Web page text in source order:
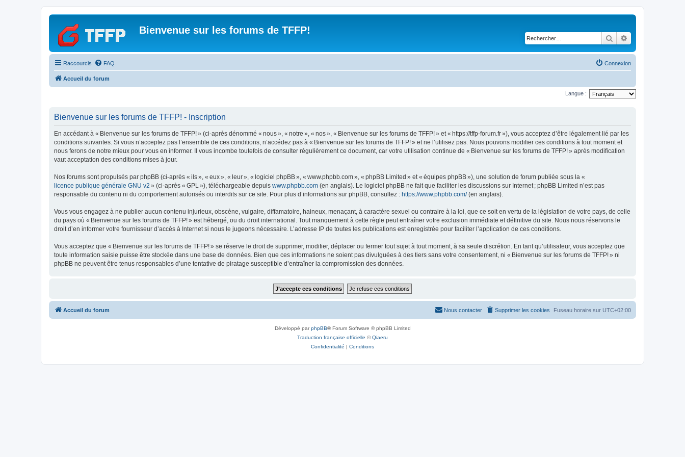
Bienvenue sur les forums de TFFP!
Rechercher
Raccourcis FAQ Connexion
Accueil du forum
Langue :
Bienvenue sur les forums de TFFP! - Inscription
En accédant à « Bienvenue sur les forums de TFFP! » (ci-après dénommé « nous », « notre », « nos », « Bienvenue sur les forums de TFFP! » et « https://tffp-forum.fr »), vous acceptez d’être légalement lié par les
conditions suivantes. Si vous n’acceptez pas l’ensemble de ces conditions, n’accédez pas à « Bienvenue sur les forums de TFFP! » et ne l’utilisez pas. Nous pouvons modifier ces conditions à tout moment et
nous ferons de notre mieux pour vous en informer. Il vous incombe toutefois de consulter régulièrement ce document, car votre utilisation continue de « Bienvenue sur les forums de TFFP! » après modification
vaut acceptation des conditions mises à jour.
Nos forums sont propulsés par phpBB (ci-après « ils », « eux », « leur », « logiciel phpBB », « www.phpbb.com », « phpBB Limited » et « équipes phpBB »), une solution de forum publiée sous la «
licence publique générale GNU v2 » (ci-après « GPL »), téléchargeable depuis www.phpbb.com (en anglais). Le logiciel phpBB ne fait que faciliter les discussions sur Internet ; phpBB Limited n’est pas
responsable du contenu ni du comportement autorisés ou interdits sur ce site. Pour plus d’informations sur phpBB, consultez : https://www.phpbb.com/(en anglais).
Vous vous engagez à ne publier aucun contenu injurieux, obscène, vulgaire, diffamatoire, haineux, menaçant, à caractère sexuel ou contraire à la loi, que ce soit en vertu de la législation de votre pays, de celle
du pays où « Bienvenue sur les forums de TFFP! » est hébergé, ou du droit international. Tout manquement à cette règle peut entraîner votre exclusion immédiate et définitive du site. Nous nous réservons le
droit d’en informer votre fournisseur d’accès à Internet si nous le jugeons nécessaire. L’adresse IP de toutes les publications est enregistrée pour faciliter l’application de ces conditions.
Vous acceptez que « Bienvenue sur les forums de TFFP! » se réserve le droit de supprimer, modifier, déplacer ou fermer tout sujet à tout moment, à sa seule discrétion. En tant qu’utilisateur, vous acceptez que
toute information saisie puisse être stockée dans une base de données. Bien que ces informations ne soient pas divulguées à des tiers sans votre consentement, ni « Bienvenue sur les forums de TFFP! » ni
phpBB ne peuvent être tenus responsables d’une tentative de piratage susceptible d’entraîner la compromission des données.
Accueil du forum Fuseau horaire sur UTC+02:00
Supprimer les cookies
Nous contacter
Développé parphpBB® Forum Software © phpBB Limited
Traduction française officielle ©Qiaeru
Confidentialité | Conditions